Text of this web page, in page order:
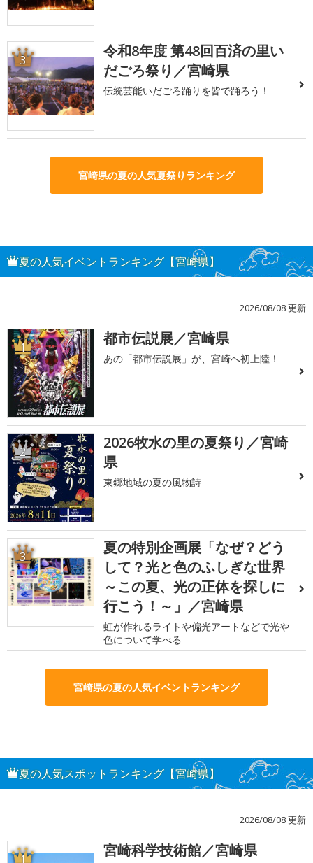
3
令和8年度 第48回百済の里い
だごろ祭り／宮崎県
伝統芸能いだごろ踊りを皆で踊ろう！
宮崎県の夏の人気夏祭りランキング
夏の人気イベントランキング【宮崎県】
2026/08/08 更新
1 都市伝説展／宮崎県
あの「都市伝説展」が、宮崎へ初上陸！
2
2026牧水の里の夏祭り／宮崎
県
東郷地域の夏の風物詩
3
夏の特別企画展「なぜ？どう
して？光と色のふしぎな世界
～この夏、光の正体を探しに
行こう！～」／宮崎県
虹が作れるライトや偏光アートなどで光や
色について学べる
宮崎県の夏の人気イベントランキング
夏の人気スポットランキング【宮崎県】
2026/08/08 更新
1 宮崎科学技術館／宮崎県